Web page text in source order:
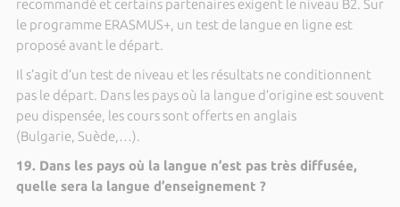
recommandé et certains partenaires exigent le niveau B2. Sur
le programme ERASMUS+, un test de langue en ligne est
proposé avant le départ.
Il s’agit d’un test de niveau et les résultats ne conditionnent
pas le départ. Dans les pays où la langue d’origine est souvent
peu dispensée, les cours sont offerts en anglais
(Bulgarie, Suède,…).
19. Dans les pays où la langue n’est pas très diffusée,
quelle sera la langue d’enseignement ?